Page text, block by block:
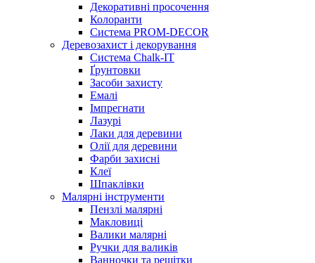
Декоративні просочення
Колоранти
Система PROM-DECOR
Деревозахист і декорування
Система Chalk-IT
Ґрунтовки
Засоби захисту
Емалі
Імпрегнати
Лазурі
Лаки для деревини
Олії для деревини
Фарби захисні
Клеї
Шпаклівки
Малярні інструменти
Пензлі малярні
Макловиці
Валики малярні
Ручки для валиків
Ванночки та решітки